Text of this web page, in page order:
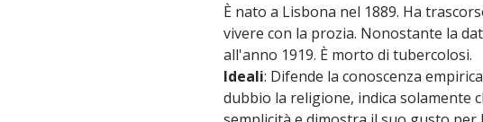
È nato a Lisbona nel 1889. Ha
vivere con la prozia. Nonostante la
all'anno 1919. È morto di tubercolosi.
Ideali: Difende la conoscenza
dubbio la religione, indica solamente